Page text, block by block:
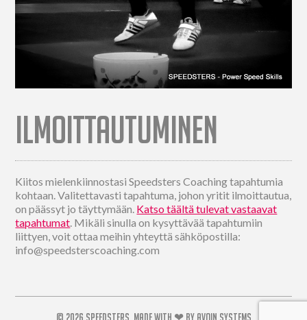
ILMOITTAUTUMINEN
Kiitos mielenkiinnostasi Speedsters Coaching tapahtumia
kohtaan. Valitettavasti tapahtuma, johon yritit ilmoittautua,
on päässyt jo täyttymään. Katso täältä tulevat vastaavat
tapahtumat. Mikäli sinulla on kysyttävää tapahtumiin
liittyen, voit ottaa meihin yhteyttä sähköpostilla:
info@speedsterscoaching.com